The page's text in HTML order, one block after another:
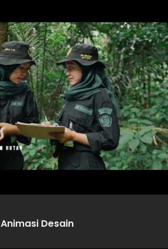
Animasi Desain